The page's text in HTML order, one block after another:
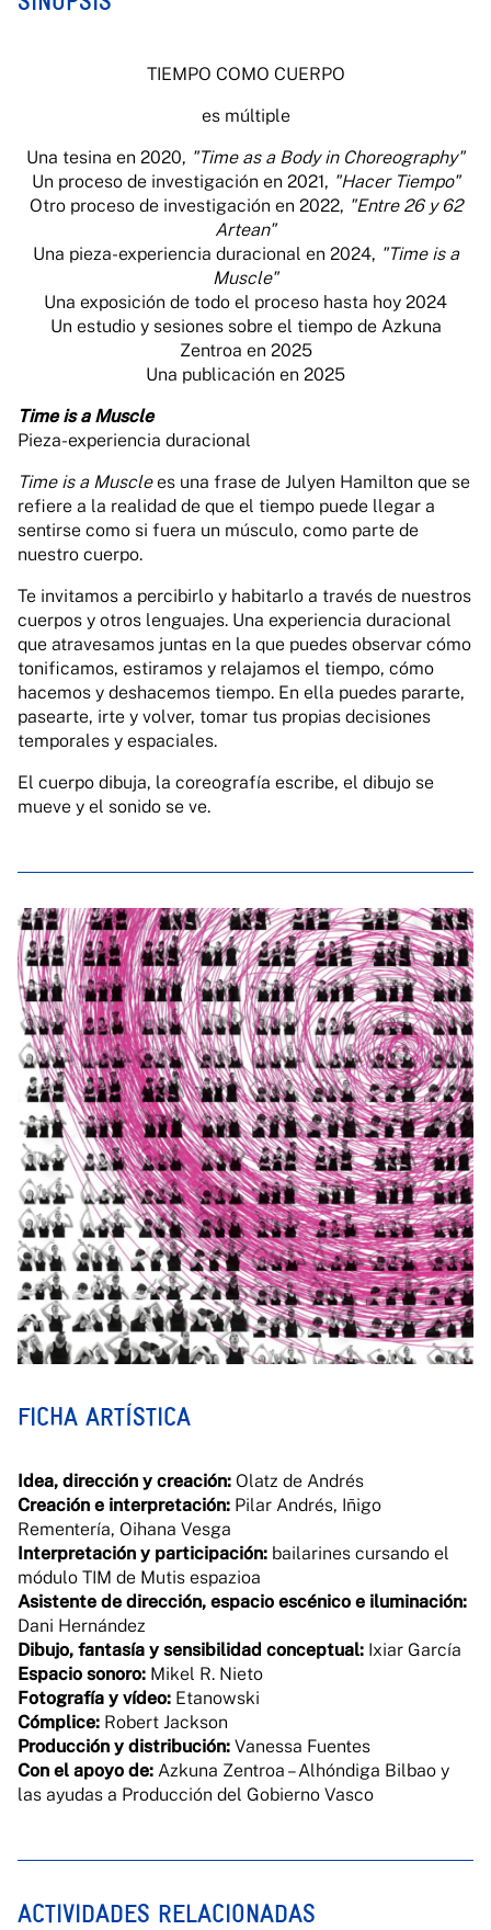
TIEMPO COMO CUERPO
es múltiple
Una tesina en 2020, "Time as a Body in Choreography"
Un proceso de investigación en 2021, "Hacer Tiempo"
Otro proceso de investigación en 2022, "Entre 26 y 62
Artean"
Una pieza-experiencia duracional en 2024, "Time is a
Muscle"
Una exposición de todo el proceso hasta hoy 2024
Un estudio y sesiones sobre el tiempo de Azkuna
Zentroa en 2025
Una publicación en 2025
Time is a Muscle
Pieza-experiencia duracional
Time is a Musclees una frase de Julyen Hamilton que se
refiere a la realidad de que el tiempo puede llegar a
sentirse como si fuera un músculo, como parte de
nuestro cuerpo.
Te invitamos a percibirlo y habitarlo a través de nuestros
cuerpos y otros lenguajes. Una experiencia duracional
que atravesamos juntas en la que puedes observar cómo
tonificamos, estiramos y relajamos el tiempo, cómo
hacemos y deshacemos tiempo. En ella puedes pararte,
pasearte, irte y volver, tomar tus propias decisiones
temporales y espaciales.
El cuerpo dibuja, la coreografía escribe, el dibujo se
mueve y el sonido se ve.
FICHA ARTÍSTICA
Idea, dirección y creación: Olatz de Andrés
Creación e interpretación: Pilar Andrés, Iñigo
Rementería, Oihana Vesga
Interpretación y participación: bailarines cursando el
módulo TIM de Mutis espazioa
Asistente de dirección, espacio escénico e iluminación:
Dani Hernández
Dibujo, fantasía y sensibilidad conceptual: Ixiar García
Espacio sonoro: Mikel R. Nieto
Fotografía y vídeo: Etanowski
Cómplice: Robert Jackson
Producción y distribución: Vanessa Fuentes
Con el apoyo de: Azkuna Zentroa – Alhóndiga Bilbao y
las ayudas a Producción del Gobierno Vasco
ACTIVIDADES RELACIONADAS